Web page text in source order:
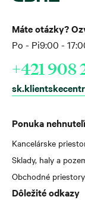
Ponuka
Kancelárske
Sklady, haly a
Obchodné priestory
Dôležité odkazy
Máte otázky?
Po - Pi9:00 -
+421 908